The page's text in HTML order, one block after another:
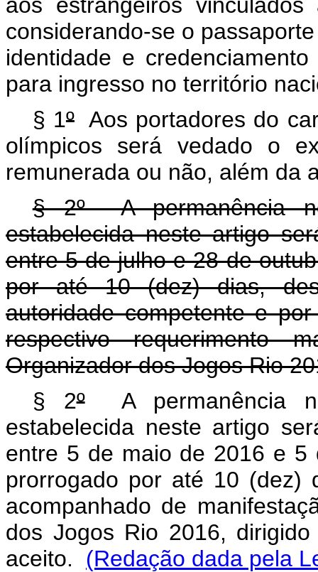
considerando-se o
identidade e
para ingresso no território
§ 1ºAos portadores do
olímpicos será vedado o
remunerada ou não, além da
§ 2º A permanência
estabelecida neste artigo
entre 5 de julho e 28 de
por até 10 (dez) dias,
autoridade competente e
respectivo requerimento
Organizador dos Jogos Rio
§ 2ºA permanência
estabelecida neste artigo
entre 5 de maio de 2016 e 5
prorrogado por até 10 (dez)
acompanhado de
dos Jogos Rio 2016,
aceito. (Redação dada pela